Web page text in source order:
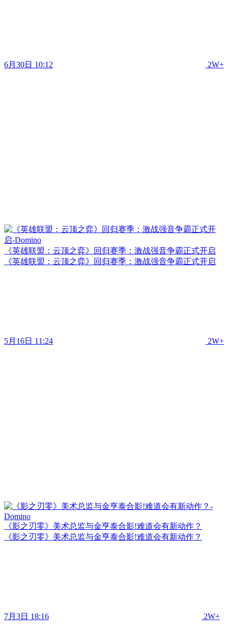
6月30日 10:12 2W+
《英雄联盟：云顶之弈》回归赛季：激战强音争霸正式开启
《英雄联盟：云顶之弈》回归赛季：激战强音争霸正式开启
5月16日 11:24 2W+
《影之刃零》美术总监与金亨泰合影!难道会有新动作？
《影之刃零》美术总监与金亨泰合影!难道会有新动作？
7月3日 18:16 2W+